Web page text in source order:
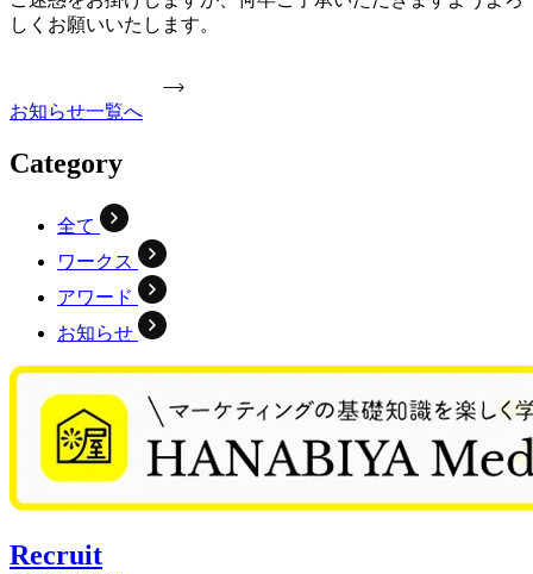
しくお願いいたします。
お知らせ一覧へ
Category
全て
ワークス
アワード
お知らせ
Recruit